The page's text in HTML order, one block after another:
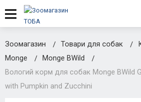
Зоомагазин Товари для собак
Monge
Monge BWild
Вологий корм для собак Monge BWild
with Pumpkin and Zucchini